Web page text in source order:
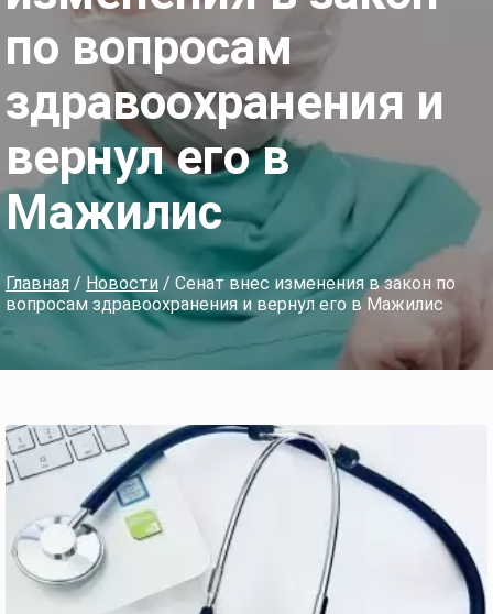
по вопросам
здравоохранения и
вернул его в
Мажилис
Главная / Новости / Сенат внес изменения в закон по
вопросам здравоохранения и вернул его в Мажилис